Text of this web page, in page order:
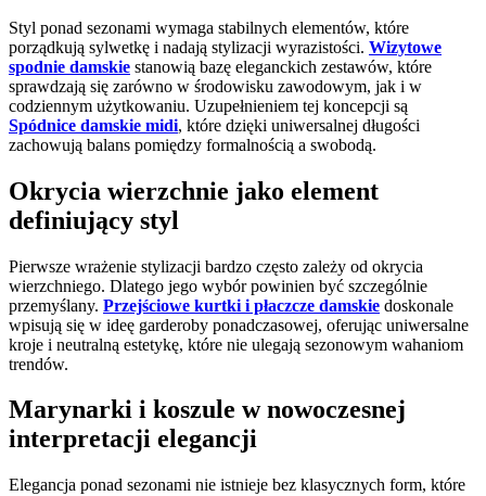
Styl ponad sezonami wymaga stabilnych elementów, które
porządkują sylwetkę i nadają stylizacji wyrazistości. Wizytowe
spodnie damskie stanowią bazę eleganckich zestawów, które
sprawdzają się zarówno w środowisku zawodowym, jak i w
codziennym użytkowaniu. Uzupełnieniem tej koncepcji są
Spódnice damskie midi, które dzięki uniwersalnej długości
zachowują balans pomiędzy formalnością a swobodą.
Okrycia wierzchnie jako element
definiujący styl
Pierwsze wrażenie stylizacji bardzo często zależy od okrycia
wierzchniego. Dlatego jego wybór powinien być szczególnie
przemyślany. Przejściowe kurtki i płaczcze damskie doskonale
wpisują się w ideę garderoby ponadczasowej, oferując uniwersalne
kroje i neutralną estetykę, które nie ulegają sezonowym wahaniom
trendów.
Marynarki i koszule w nowoczesnej
interpretacji elegancji
Elegancja ponad sezonami nie istnieje bez klasycznych form, które